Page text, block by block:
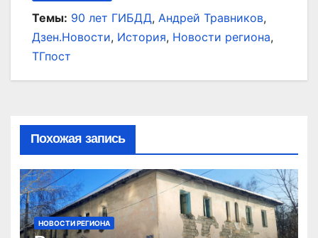
Темы: 90 лет ГИБДД, Андрей Травников,
Дзен.Новости, История, Новости региона,
ТГпост
Похожая запись
НОВОСТИ РЕГИОНА